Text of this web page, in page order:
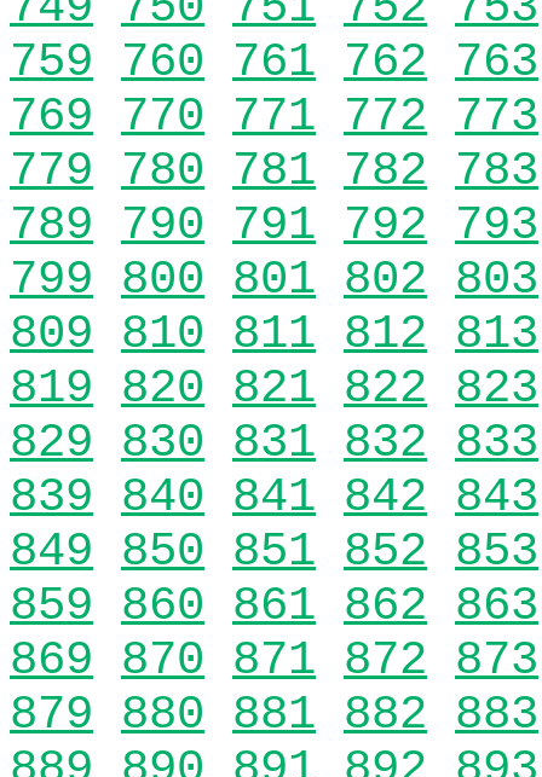
759 760 761 762 763
769 770 771 772 773
779 780 781 782 783
789 790 791 792 793
799 800 801 802 803
809 810 811 812 813
819 820 821 822 823
829 830 831 832 833
839 840 841 842 843
849 850 851 852 853
859 860 861 862 863
869 870 871 872 873
879 880 881 882 883